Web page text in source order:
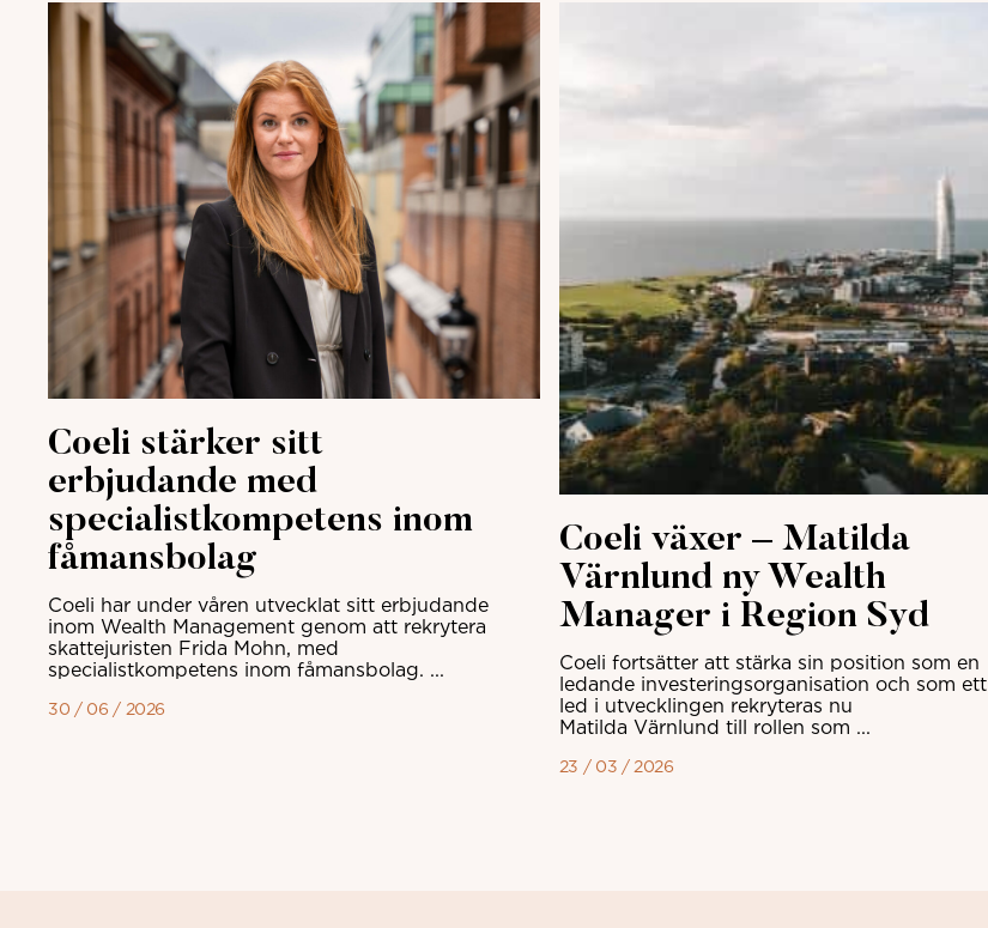
Coeli stärker sitt
erbjudande med
specialistkompetens inom
fåmansbolag
Coeli har under våren utvecklat sitt erbjudande
inom Wealth Management genom att rekrytera
skattejuristen Frida Mohn, med
specialistkompetens inom fåmansbolag. ...
30 / 06 / 2026
Coeli växer – Matilda
Värnlund ny Wealth
Manager i Region Syd
Coeli fortsätter att stärka sin position som en
ledande investeringsorganisation och som ett
led i utvecklingen rekryteras nu
Matilda Värnlund till rollen som ...
23 / 03 / 2026